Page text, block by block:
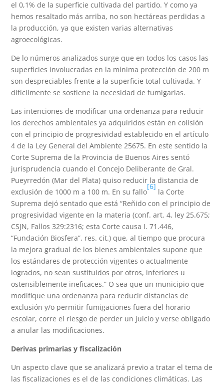
el 0,1% de la superficie cultivada del partido. Y como ya
hemos resaltado más arriba, no son hectáreas perdidas a
la producción, ya que existen varias alternativas
agroecológicas.
De lo números analizados surge que en todos los casos las
superficies involucradas en la mínima protección de 200 m
son despreciables frente a la superficie total cultivada. Y
difícilmente se sostiene la necesidad de fumigarlas.
Las intenciones de modificar una ordenanza para reducir
los derechos ambientales ya adquiridos están en colisión
con el principio de progresividad establecido en el artículo
4 de la Ley General del Ambiente 25675. En este sentido la
Corte Suprema de la Provincia de Buenos Aires sentó
jurisprudencia cuando el Concejo Deliberante de Gral.
Pueyrredón (Mar del Plata) quiso reducir la distancia de
exclusión de 1000 m a 100 m. En su fallo
[6]
la Corte
Suprema dejó sentado que está “Reñido con el principio de
progresividad vigente en la materia (conf. art. 4, ley 25.675;
CSJN, Fallos 329:2316; esta Corte causa I. 71.446,
“Fundación Biosfera”, res. cit.) que, al tiempo que procura
la mejora gradual de los bienes ambientales supone que
los estándares de protección vigentes o actualmente
logrados, no sean sustituidos por otros, inferiores u
ostensiblemente ineficaces.” O sea que un municipio que
modifique una ordenanza para reducir distancias de
exclusión y/o permitir fumigaciones fuera del horario
escolar, corre el riesgo de perder un juicio y verse obligado
a anular las modificaciones.
Derivas primarias y fiscalización
Un aspecto clave que se analizará previo a tratar el tema de
las fiscalizaciones es el de las condiciones climáticas. Las